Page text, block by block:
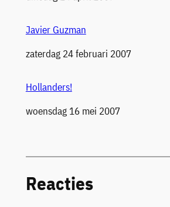
Javier Guzman
Datum
zaterdag 24 februari 2007
Hollanders!
Datum
woensdag 16 mei 2007
Reacties